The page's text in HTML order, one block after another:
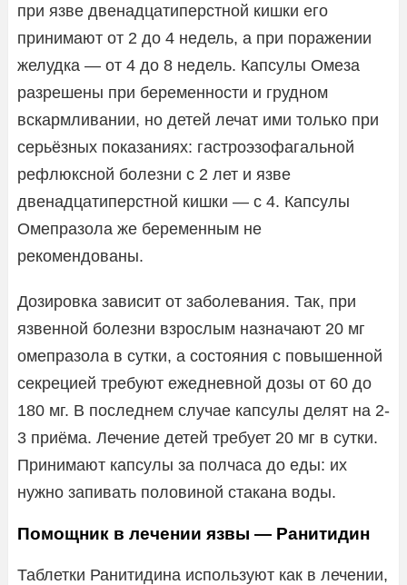
при язве двенадцатиперстной кишки его
принимают от 2 до 4 недель, а при поражении
желудка — от 4 до 8 недель. Капсулы Омеза
разрешены при беременности и грудном
вскармливании, но детей лечат ими только при
серьёзных показаниях: гастроэзофагальной
рефлюксной болезни с 2 лет и язве
двенадцатиперстной кишки — с 4. Капсулы
Омепразола же беременным не
рекомендованы.
Дозировка зависит от заболевания. Так, при
язвенной болезни взрослым назначают 20 мг
омепразола в сутки, а состояния с повышенной
секрецией требуют ежедневной дозы от 60 до
180 мг. В последнем случае капсулы делят на 2-
3 приёма. Лечение детей требует 20 мг в сутки.
Принимают капсулы за полчаса до еды: их
нужно запивать половиной стакана воды.
Помощник в лечении язвы — Ранитидин
Таблетки Ранитидина используют как в лечении,